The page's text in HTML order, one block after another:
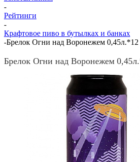
-
Рейтинги
-
Крафтовое пиво в бутылках и банках
-Брелок Огни над Воронежем 0,45л.*12
Брелок Огни над Воронежем